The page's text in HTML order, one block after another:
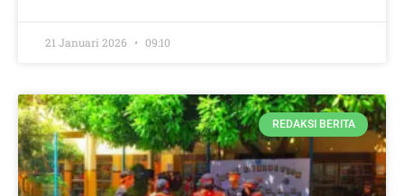
21 Januari 2026 09:10
REDAKSI BERITA